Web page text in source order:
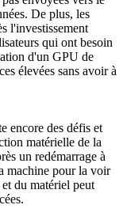
De plus, les
l'investissement
qui ont besoin
d'un GPU de
élevées sans avoir à
encore des défis et
matérielle de la
un redémarrage à
machine pour la voir
du matériel peut